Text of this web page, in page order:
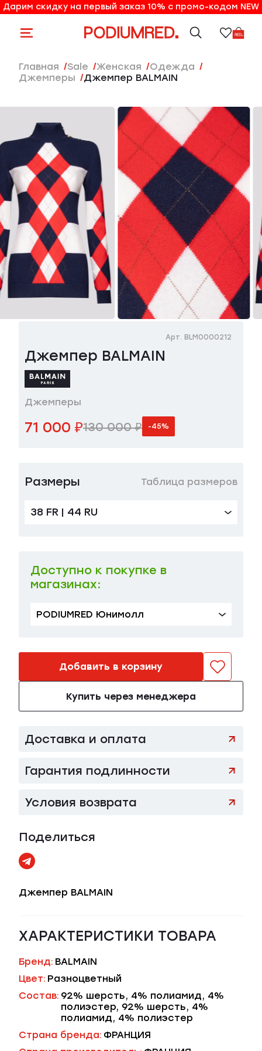
10% на первый заказ по промо-коду NEW
Дарим скидку на первый заказ 10% с промо-кодом NEW
Главная Sale женская
Одежда
Джемперы
Джемпер BALMAIN
Джемпер BALMAIN
Арт. BLM0000212
Джемперы
71 000 ₽130 000 ₽ -45%
Размеры Таблица размеров
38 FR | 44 RU
Доступно к покупке в
магазинах:
PODIUMRED Юнимолл
Добавить в корзину
Купить через менеджера
Доставка и оплата
Гарантия подлинности
Условия возврата
Поделиться
Джемпер BALMAIN
ХАРАКТЕРИСТИКИ ТОВАРА
Бренд: BALMAIN
Цвет: Разноцветный
Состав: 92% шерсть, 4% полиамид, 4%
полиэстер, 92% шерсть, 4%
полиамид, 4% полиэстер
Страна бренда: ФРАНЦИЯ